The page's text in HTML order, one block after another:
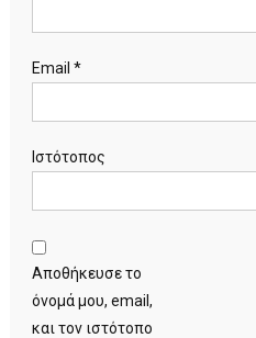
Email *
Ιστότοπος
Αποθήκευσε το
όνομά μου, email,
και τον ιστότοπο